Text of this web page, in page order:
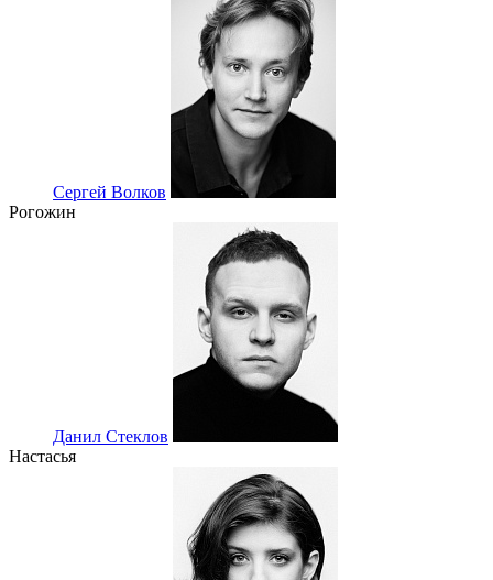
Сергей Волков
Рогожин
Данил Стеклов
Настасья